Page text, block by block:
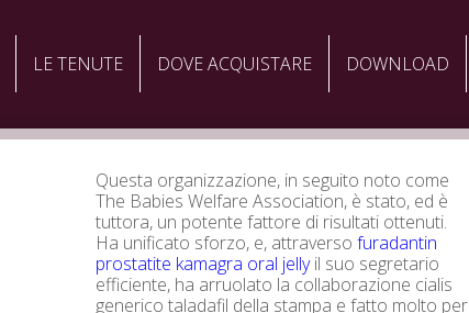
LE TENUTE DOVE ACQUISTARE DOWNLOAD
Questa organizzazione, in seguito noto come
The Babies Welfare Association, è stato, ed è
tuttora, un potente fattore di risultati ottenuti.
Ha unificato sforzo, e, attraversofuradantin
prostatite kamagra oral jellyil suo segretario
efficiente, ha arruolato la collaborazione cialis
generico taladafil della stampa e fatto molto per